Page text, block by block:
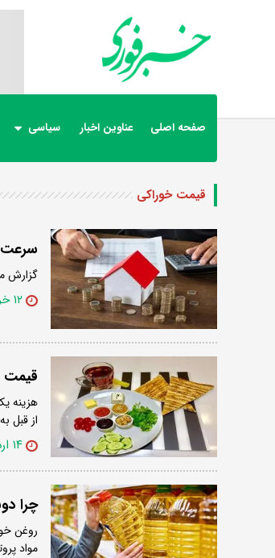
صفحه اصلی عناوین اخبار سیاسی
قیمت خوراکی
سرعت
گزارش
۱۲ خرداد ۱۴۰۵
قیمت یک
از قبل
۱۴ اردیبهشت ۱۴۰۵
چرا
روغن
مواد